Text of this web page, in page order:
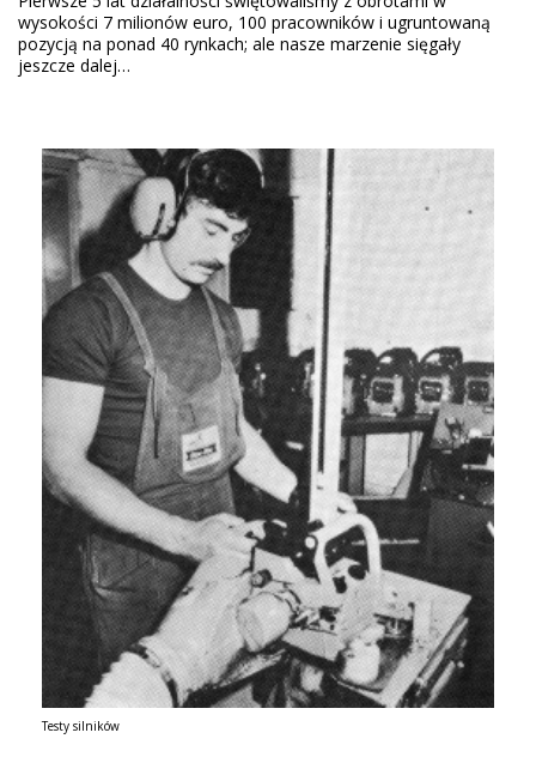
wysokości 7 milionów euro, 100 pracowników i ugruntowaną
pozycją na ponad 40 rynkach; ale nasze marzenie sięgały
jeszcze dalej…
Testy silników